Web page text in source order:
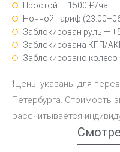
Простой — 1500 ₽/ча
Ночной тариф
Заблокирован руль —
Заблокирована КПП/
Заблокировано
❗Цены указаны для
Петербурга. Стоимость
рассчитывается